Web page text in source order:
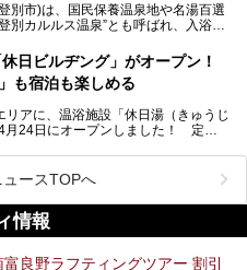
、パブリックスペース・客室など宿の
します！
別市)は、国民保養温泉地や名湯百選
別カルルス温泉”とも呼ばれ、入浴剤
的な存在で、今も湯治場的な要素が
。
泉をご紹介。温泉地の概要や泉質解説
能な全３施設の紹介・周辺観光・ア
日ビルヂング」がオープン！
も宿泊も楽しめる
リアに、温浴施設「休日湯（きゅうじ
月24日にオープンしました！ 定山
ウナの「休日湯」・ラウンジの「THE
グルメ「休日洋麺店」・ホテル「エク
ル」で構成された、まさに大人の癒し
ビルヂング」の魅力を5つのポイント
ースTOPへ
情報
良野ラフティングツアー 割引